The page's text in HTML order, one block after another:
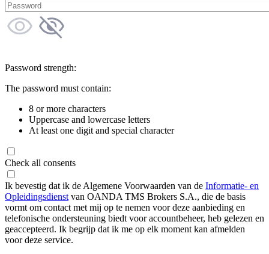
Password strength:
The password must contain:
8 or more characters
Uppercase and lowercase letters
At least one digit and special character
Check all consents
Ik bevestig dat ik de Algemene Voorwaarden van de Informatie- en
Opleidingsdienst van OANDA TMS Brokers S.A., die de basis
vormt om contact met mij op te nemen voor deze aanbieding en
telefonische ondersteuning biedt voor accountbeheer, heb gelezen en
geaccepteerd. Ik begrijp dat ik me op elk moment kan afmelden
voor deze service.